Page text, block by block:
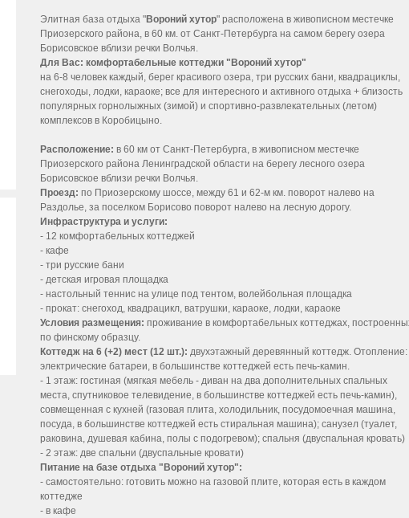
Элитная база отдыха "Вороний хутор" расположена в живописном местечке
Приозерского района, в 60 км. от Санкт-Петербурга на самом берегу озера
Борисовское вблизи речки Волчья.
Для Вас: комфортабельные коттеджи "Вороний хутор"
на 6-8 человек каждый, берег красивого озера, три русских бани, квадрациклы,
снегоходы, лодки, караоке; все для интересного и активного отдыха + близость
популярных горнолыжных (зимой) и спортивно-развлекательных (летом)
комплексов в Коробицыно.
Расположение: в 60 км от Санкт-Петербурга, в живописном местечке
Приозерского района Ленинградской области на берегу лесного озера
Борисовское вблизи речки Волчья.
Проезд: по Приозерскому шоссе, между 61 и 62-м км. поворот налево на
Раздолье, за поселком Борисово поворот налево на лесную дорогу.
Инфраструктура и услуги:
- 12 комфортабельных коттеджей
- кафе
- три русские бани
- детская игровая площадка
- настольный теннис на улице под тентом, волейбольная площадка
- прокат: снегоход, квадрацикл, ватрушки, караоке, лодки, караоке
Условия размещения: проживание в комфортабельных коттеджах,
по финскому образцу.
Коттедж на 6 (+2) мест (12 шт.): двухэтажный деревянный коттедж. Отопление:
электрические батареи, в большинстве коттеджей есть печь-камин.
- 1 этаж: гостиная (мягкая мебель - диван на два дополнительных спальных
места, спутниковое телевидение, в большинстве коттеджей есть печь-камин),
совмещенная с кухней (газовая плита, холодильник, посудомоечная машина,
посуда, в большинстве коттеджей есть стиральная машина); санузел (туалет,
раковина, душевая кабина, полы с подогревом); спальня (двуспальная кровать)
- 2 этаж: две спальни (двуспальные кровати)
Питание на базе отдыха "Вороний хутор":
- самостоятельно: готовить можно на газовой плите, которая есть в каждом
коттедже
- в кафе